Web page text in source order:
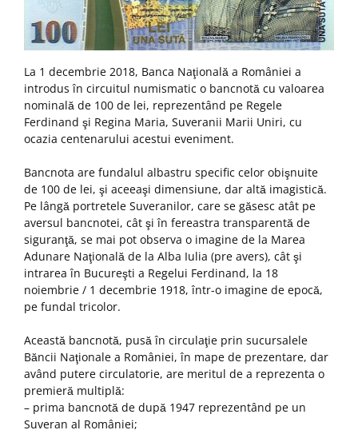
La 1 decembrie 2018, Banca Naţională a României a
introdus în circuitul numismatic o bancnotă cu valoarea
nominală de 100 de lei, reprezentând pe Regele
Ferdinand şi Regina Maria, Suveranii Marii Uniri, cu
ocazia centenarului acestui eveniment.
Bancnota are fundalul albastru specific celor obişnuite
de 100 de lei, şi aceeaşi dimensiune, dar altă imagistică.
Pe lângă portretele Suveranilor, care se găsesc atât pe
aversul bancnotei, cât şi în fereastra transparentă de
siguranţă, se mai pot observa o imagine de la Marea
Adunare Naţională de la Alba Iulia (pre avers), cât şi
intrarea în Bucureşti a Regelui Ferdinand, la 18
noiembrie / 1 decembrie 1918, într-o imagine de epocă,
pe fundal tricolor.
Această bancnotă, pusă în circulaţie prin sucursalele
Băncii Naţionale a României, în mape de prezentare, dar
având putere circulatorie, are meritul de a reprezenta o
premieră multiplă:
– prima bancnotă de după 1947 reprezentând pe un
Suveran al României;